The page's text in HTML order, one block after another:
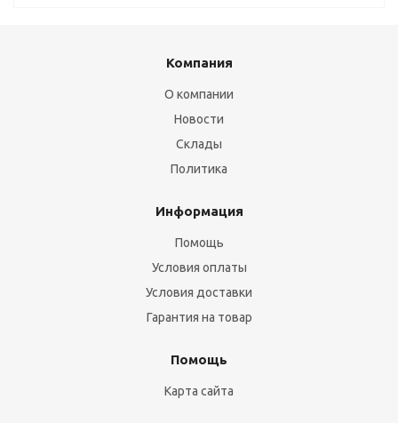
Компания
О компании
Новости
Склады
Политика
Информация
Помощь
Условия оплаты
Условия доставки
Гарантия на товар
Помощь
Карта сайта